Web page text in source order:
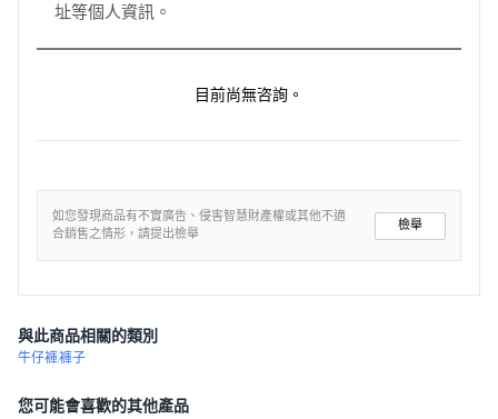
址等個人資訊。
目前尚無咨詢。
如您發現商品有不實廣告、侵害智慧財產權或其他不適
合銷售之情形，請提出檢舉
檢舉
與此商品相關的類別
牛仔褲褲子
您可能會喜歡的其他產品